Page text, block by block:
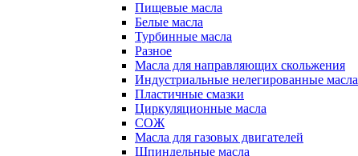
Пищевые масла
Белые масла
Турбинные масла
Разное
Масла для направляющих скольжения
Индустриальные нелегированные масла
Пластичные смазки
Циркуляционные масла
СОЖ
Масла для газовых двигателей
Шпиндельные масла